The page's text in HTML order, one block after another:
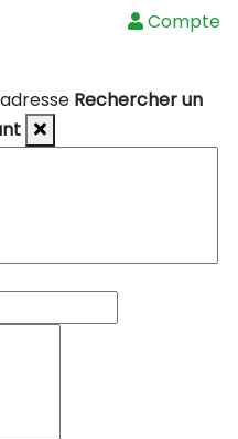
Compte
Rechercher un